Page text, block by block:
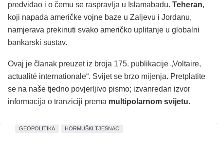
predviđao i o čemu se raspravlja u Islamabadu. Teheran,
koji napada američke vojne baze u Zaljevu i Jordanu,
namjerava prekinuti svako američko uplitanje u globalni
bankarski sustav.
Ovaj je članak preuzet iz broja 175. publikacije „Voltaire,
actualité internationale“. Svijet se brzo mijenja. Pretplatite
se na naše tjedno povjerljivo pismo; izvanredan izvor
informacija o tranziciji prema multipolarnom svijetu.
GEOPOLITIKA HORMUŠKI TJESNAC